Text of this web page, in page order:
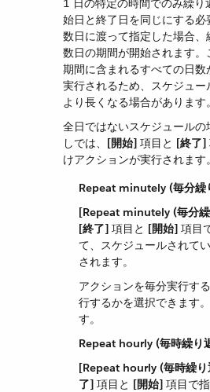
1 日の特定の時間でのみ繰り
始日と終了日を同じにする
数日に渡って指定した場合
数日の期間が開始されます。
期間に含まれるすべての日
実行されるため、スケジュ
より長くなる場合があります。
全日ではないスケジュール
しでは、​ [開始] ​ 項目と ​ [終了]
けアクションが実行されます。
Repeat minutely (毎分繰
[Repeat minutely (毎分
[終了] ​ 項目と ​ [開始] 項目
て、スケジュールされて
されます。
アクションを毎分実行す
行するかを選択できます。
す。
Repeat hourly (毎時繰り
[Repeat hourly (毎時繰
了] ​ 項目と ​ [開始] 項目で